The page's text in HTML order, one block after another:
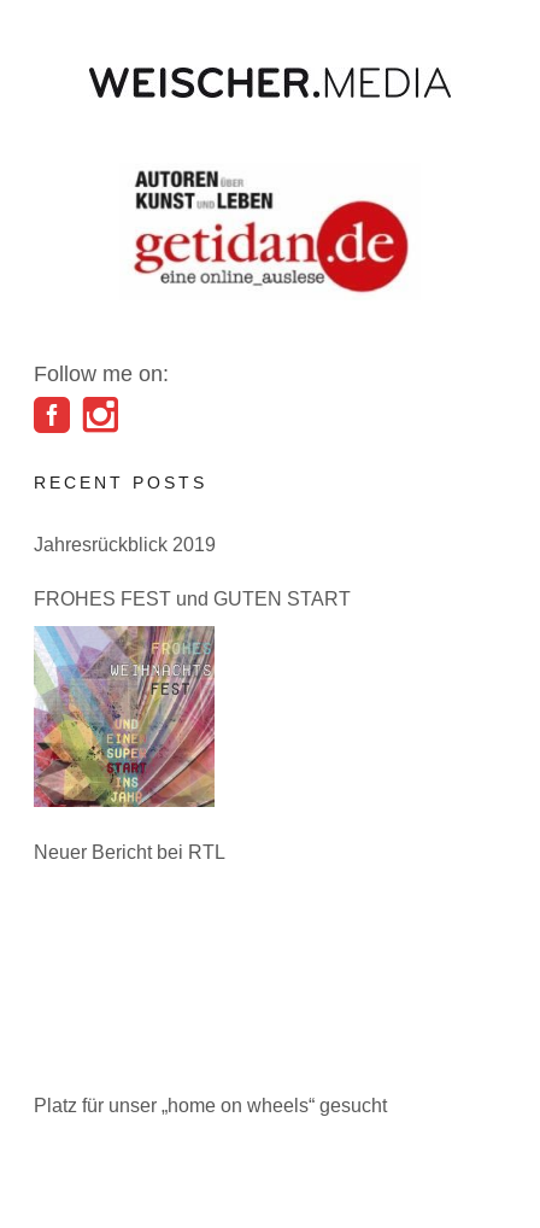
Follow me on:
RECENT POSTS
Jahresrückblick 2019
FROHES FEST und GUTEN START
Neuer Bericht bei RTL
Platz für unser „home on wheels“ gesucht